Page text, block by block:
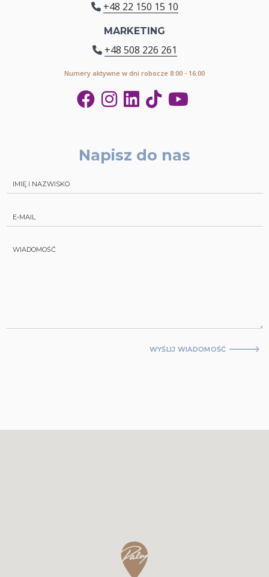
+48 22 150 15 10
MARKETING
+48 508 226 261
Numery aktywne w dni robocze 8:00 - 16:00
Napisz do nas
WYŚLIJ WIADOMOŚĆ